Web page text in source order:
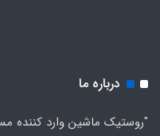
درباره ما
"روستیک ماشین وارد کننده